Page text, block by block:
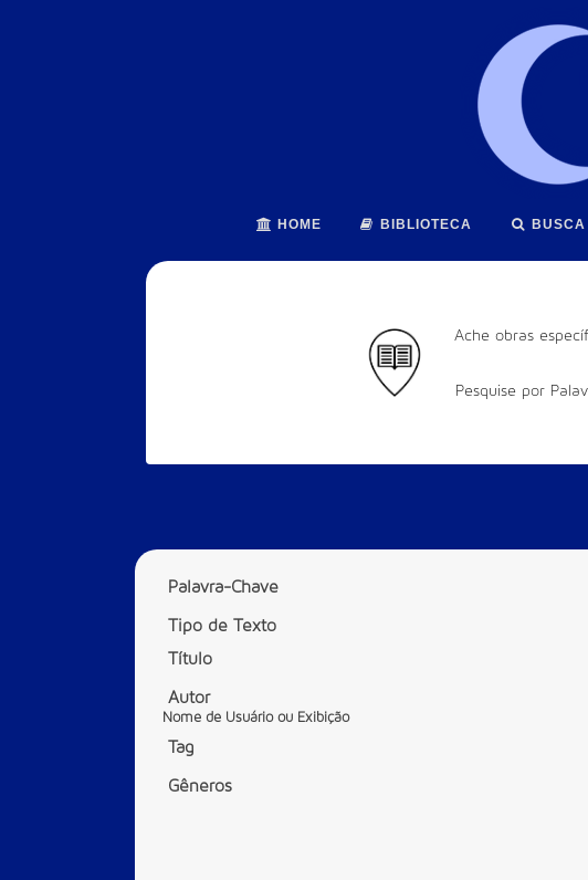
HOME BIBLIOTECA BUSCA
Ache obras
Pesquise por
Palavra-Chave
Tipo de Texto
Título
Autor
Nome de Usuário ou Exibição
Tag
Gêneros